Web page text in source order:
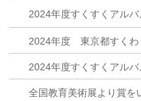
2024年度すくすくアルバ
2024年度 東京都すくわ
2024年度すくすくアルバ
全国教育美術展より賞を